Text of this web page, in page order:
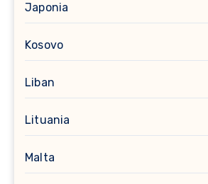
Japonia
Kosovo
Liban
Lituania
Malta